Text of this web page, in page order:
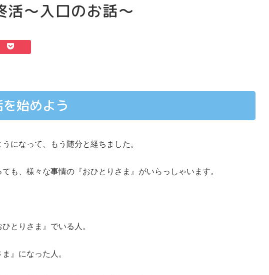
活～入口のお話～
始めよう
になって、もう随分と経ちました。
も、様々な事情の『おひとりさま』がいらっしゃいます。
とりさま』でいる人。
』になった人。